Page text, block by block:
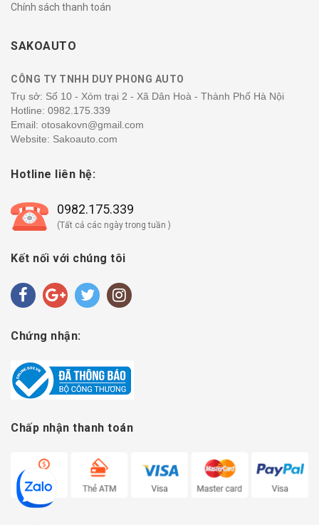
Chính sách thanh toán
SAKOAUTO
CÔNG TY TNHH DUY PHONG AUTO
Trụ sở: Số 10 - Xóm trại 2 - Xã Dân Hoà - Thành Phố Hà Nội
Hotline: 0982.175.339
Email: otosakovn@gmail.com
Website: Sakoauto.com
Hotline liên hệ:
0982.175.339
(Tất cả các ngày trong tuần )
Kết nối với chúng tôi
Chứng nhận:
Chấp nhận thanh toán